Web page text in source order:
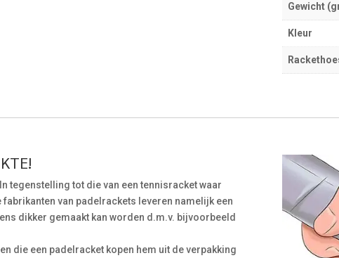
Gewicht
Kleur
tegenstelling tot die van een tennisracket waar
van padelrackets leveren namelijk een
dikker gemaakt kan worden d.m.v. bijvoorbeeld
die een padelracket kopen hem uit de verpakking